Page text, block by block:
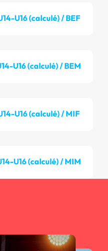
U16 (calculé) / BEF
U16 (calculé) / BEM
U16 (calculé) / MIF
U16 (calculé) / MIM